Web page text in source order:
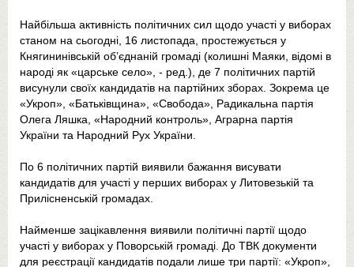
Найбільша активність політичних сил щодо участі у виборах
станом на сьогодні, 16 листопада, простежується у
Княгининівській об’єднаній громаді (колишні Маяки, відомі в
народі як «царське село», - ред.), де 7 політичних партій
висунули своїх кандидатів на партійних зборах. Зокрема це
«Укроп», «Батьківщина», «Свобода», Радикальна партія
Олега Ляшка, «Народний контроль», Аграрна партія
України та Народний Рух України.
По 6 політичних партій виявили бажання висувати
кандидатів для участі у перших виборах у Литовезькій та
Прилісненській громадах.
Найменше зацікавлення виявили політичні партії щодо
участі у виборах у Поворській громаді. До ТВК документи
для реєстрації кандидатів подали лише три партії: «Укроп»,